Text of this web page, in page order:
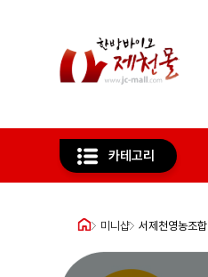
카테고리
미니샵 서제천영농조합